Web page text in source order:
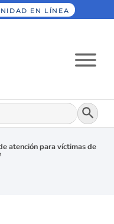
EN LÍNEA
Botón
atención para víctimas de